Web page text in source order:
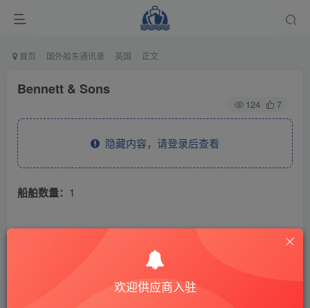
首页 国外船东通讯录 英国 正文
Bennett & Sons
124 7
隐藏内容，请登录后查看
船舶数量： 1
THE END
欢迎供应商入驻